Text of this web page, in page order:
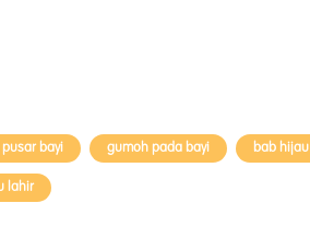
bayi gumoh pada bayi bab hijau
lahir